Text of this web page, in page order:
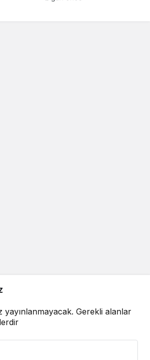
yayınlanmayacak. Gerekli alanlar